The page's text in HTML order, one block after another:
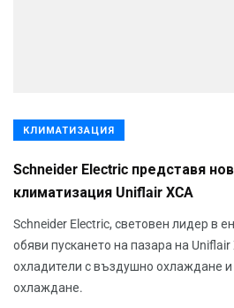
КЛИМАТИЗАЦИЯ
Schneider Electric представя
климатизация Uniflair XCA
Schneider Electric, световен лидер в
обяви пускането на пазара на Uniflair
охладители с въздушно охлаждане
охлаждане.